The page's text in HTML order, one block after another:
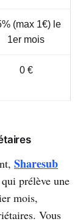
(max 1€) le
1er mois
0 €
Sharesub
prélève une
mois,
Vous